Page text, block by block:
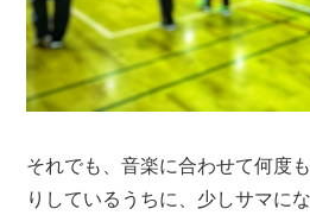
それでも、音楽に合わせて何度
りしているうちに、少しサマに